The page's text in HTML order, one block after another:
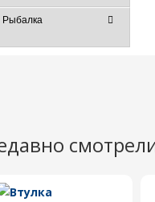
Рыбалка